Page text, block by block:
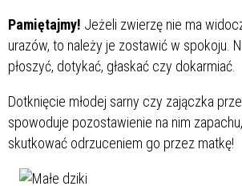
Pamiętajmy! Jeżeli zwierzę nie ma
urazów, to należy je zostawić w spokoju.
płoszyć, dotykać, głaskać czy dokarmiać.
Dotknięcie młodej sarny czy zajączka
spowoduje pozostawienie na nim
skutkować odrzuceniem go przez matkę!